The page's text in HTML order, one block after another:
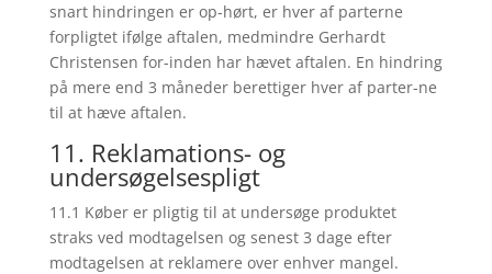
snart hindringen er op-hørt, er hver af parterne
forpligtet ifølge aftalen, medmindre Gerhardt
Christensen for-inden har hævet aftalen. En hindring
på mere end 3 måneder berettiger hver af parter-ne
til at hæve aftalen.
11. Reklamations- og
undersøgelsespligt
11.1 Køber er pligtig til at undersøge produktet
straks ved modtagelsen og senest 3 dage efter
modtagelsen at reklamere over enhver mangel.